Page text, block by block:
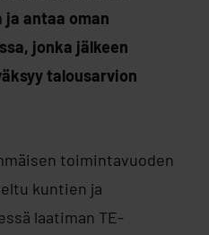
antaa oman
jonka jälkeen
talousarvion
toimintavuoden
kuntien ja
laatiman TE-